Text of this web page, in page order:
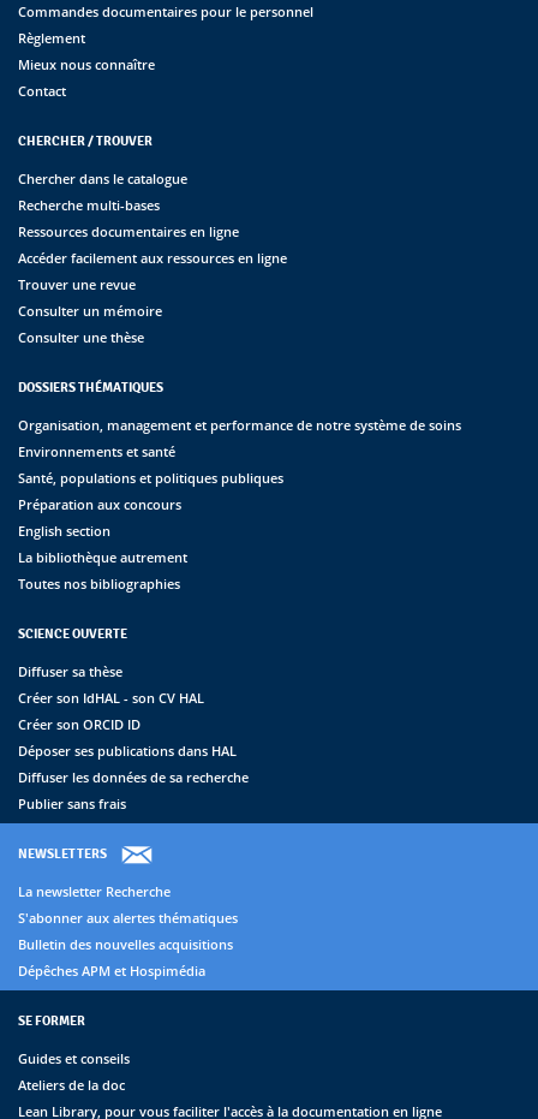
Commandes documentaires pour le personnel
Règlement
Mieux nous connaître
Contact
CHERCHER / TROUVER
Chercher dans le catalogue
Recherche multi-bases
Ressources documentaires en ligne
Accéder facilement aux ressources en ligne
Trouver une revue
Consulter un mémoire
Consulter une thèse
DOSSIERS THÉMATIQUES
Organisation, management et performance de notre système de soins
Environnements et santé
Santé, populations et politiques publiques
Préparation aux concours
English section
La bibliothèque autrement
Toutes nos bibliographies
SCIENCE OUVERTE
Diffuser sa thèse
Créer son IdHAL - son CV HAL
Créer son ORCID ID
Déposer ses publications dans HAL
Diffuser les données de sa recherche
Publier sans frais
NEWSLETTERS
La newsletter Recherche
S'abonner aux alertes thématiques
Bulletin des nouvelles acquisitions
Dépêches APM et Hospimédia
SE FORMER
Guides et conseils
Ateliers de la doc
Lean Library, pour vous faciliter l'accès à la documentation en ligne